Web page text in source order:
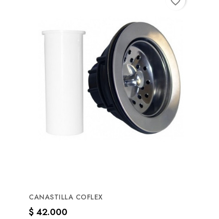
CANASTILLA COFLEX
Precio
$ 42.000